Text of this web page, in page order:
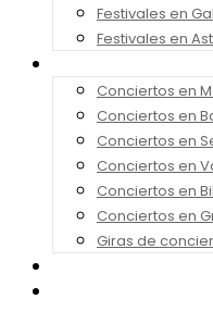
Festivales en
Festivales en
Conciertos en
Conciertos en
Conciertos en
Conciertos en
Conciertos en
Conciertos en
Giras de